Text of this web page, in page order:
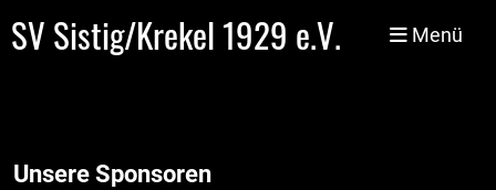
SV Sistig/Krekel 1929 e.V. Menü
Unsere Sponsoren